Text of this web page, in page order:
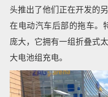
头推出了他们正在开发
在电动汽车后部的拖车。
庞大，它拥有一组折叠式
大电池组充电。